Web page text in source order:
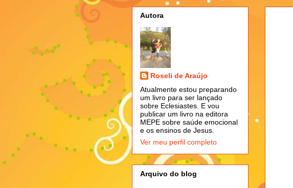
Autora
Roseli de Araújo
Atualmente estou preparando
um livro para ser lançado
sobre Eclesiastes. E vou
publicar um livro na editora
MEPE sobre saúde emocional
e os ensinos de Jesus.
Ver meu perfil completo
Arquivo do blog